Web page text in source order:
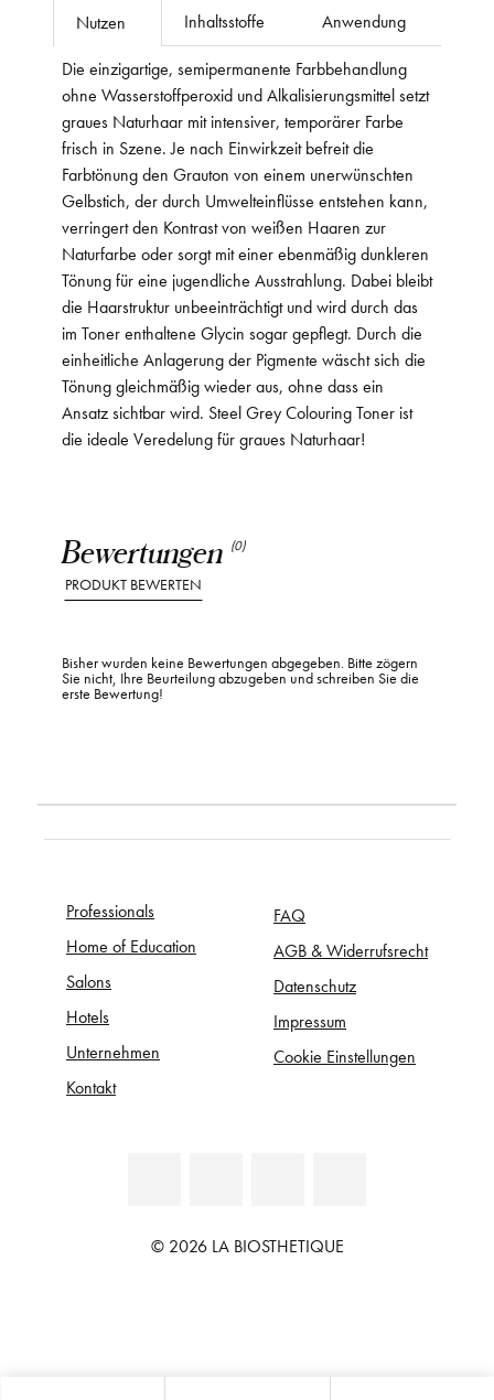
Bewertungen (0)
PRODUKT BEWERTEN
Bisher wurden keine Bewertungen abgegeben. Bitte zögern
Sie nicht, Ihre Beurteilung abzugeben und schreiben Sie die
erste Bewertung!
Nutzen Inhaltsstoffe Anwendung
Die einzigartige, semipermanente Farbbehandlung
ohne Wasserstoffperoxid und Alkalisierungsmittel setzt
graues Naturhaar mit intensiver, temporärer Farbe
frisch in Szene. Je nach Einwirkzeit befreit die
Farbtönung den Grauton von einem unerwünschten
Gelbstich, der durch Umwelteinflüsse entstehen kann,
verringert den Kontrast von weißen Haaren zur
Naturfarbe oder sorgt mit einer ebenmäßig dunkleren
Tönung für eine jugendliche Ausstrahlung. Dabei bleibt
die Haarstruktur unbeeinträchtigt und wird durch das
im Toner enthaltene Glycin sogar gepflegt. Durch die
einheitliche Anlagerung der Pigmente wäscht sich die
Tönung gleichmäßig wieder aus, ohne dass ein
Ansatz sichtbar wird. Steel Grey Colouring Toner ist
die ideale Veredelung für graues Naturhaar!
Professionals
Home of Education
Salons
Hotels
Unternehmen
Kontakt
FAQ
AGB & Widerrufsrecht
Datenschutz
Impressum
Cookie Einstellungen
© 2026 LA BIOSTHETIQUE